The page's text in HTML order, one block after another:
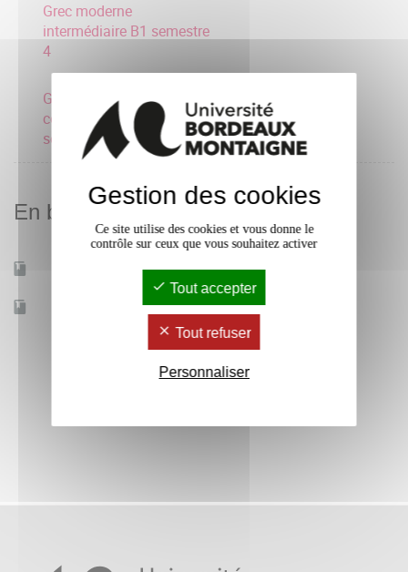
Grec moderne
intermédiaire B1 semestre
4
Grec moderne
consolidation A2
semestre 4
En bref
Mobilité d'études Oui
Accessible à distance Non
Gestion des cookies
Ce site utilise des cookies et vous donne le
contrôle sur ceux que vous souhaitez activer
Tout accepter
Tout refuser
Personnaliser